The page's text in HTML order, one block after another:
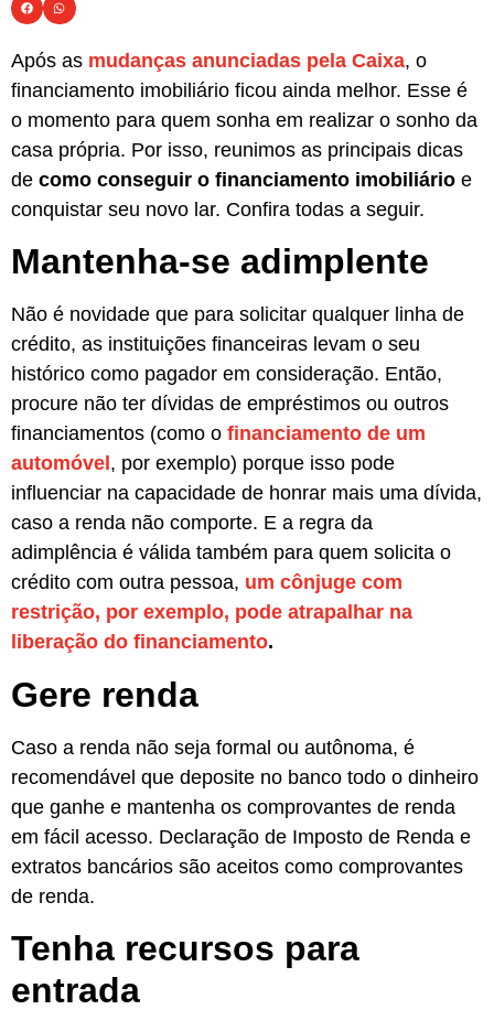
Após as mudanças anunciadas pela Caixa, o
financiamento imobiliário ficou ainda melhor. Esse é
o momento para quem sonha em realizar o sonho da
casa própria. Por isso, reunimos as principais dicas
de como conseguir o financiamento imobiliário e
conquistar seu novo lar. Confira todas a seguir.
Mantenha-se adimplente
Não é novidade que para solicitar qualquer linha de
crédito, as instituições financeiras levam o seu
histórico como pagador em consideração. Então,
procure não ter dívidas de empréstimos ou outros
financiamentos (como o financiamento de um
automóvel , por exemplo) porque isso pode
influenciar na capacidade de honrar mais uma dívida,
caso a renda não comporte. E a regra da
adimplência é válida também para quem solicita o
crédito com outra pessoa, um cônjuge com
restrição, por exemplo, pode atrapalhar na
liberação do financiamento.
Gere renda
Caso a renda não seja formal ou autônoma, é
recomendável que deposite no banco todo o dinheiro
que ganhe e mantenha os comprovantes de renda
em fácil acesso. Declaração de Imposto de Renda e
extratos bancários são aceitos como comprovantes
de renda.
Tenha recursos para
entrada